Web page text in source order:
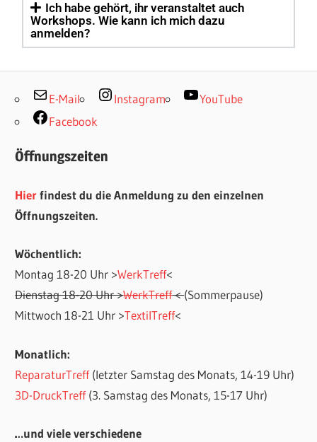
Ich habe gehört, ihr veranstaltet auch
Workshops. Wie kann ich mich dazu
anmelden?
E-Mail Instagram
YouTube
Facebook
Öffnungszeiten
Hierfindest du die Anmeldung zu den einzelnen
Öffnungszeiten.
Wöchentlich:
Montag 18-20 Uhr >WerkTreff<
Dienstag 18-20 Uhr >WerkTreff<(Sommerpause)
Mittwoch 18-21 Uhr >TextilTreff<
Monatlich:
ReparaturTreff(letzter Samstag des Monats, 14-19 Uhr)
3D-DruckTreff(3. Samstag des Monats, 15-17 Uhr)
…und viele verschiedene